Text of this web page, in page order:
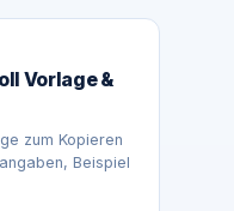
Vorlage &
zum Kopieren
Beispiel